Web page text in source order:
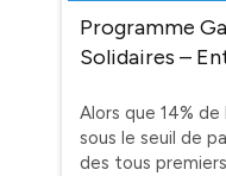
Programme
Solidaires –
Alors que 14%
sous le seuil de
des tous